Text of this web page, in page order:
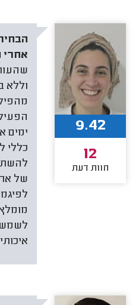
אחרי
וללא
ימים
כללי
של
לשמש
9.42
12
חוות דעת